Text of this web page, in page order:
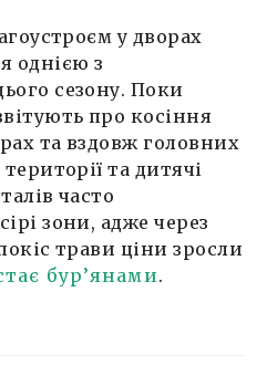
у дворах
однією з
сезону. Поки
про косіння
та вздовж головних
та дитячі
часто
зони, адже через
трави ціни зросли
бур’янами.